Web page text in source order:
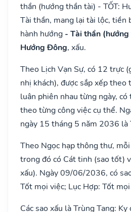
thần (hướng thần tài) - TỐT:
Tài thần, mang lại tài lộc, tiền
hành hướng - Tài thần
Hướng Đông, xấu.
Theo Lịch Vạn Sự, có 12 trực
nhị khách), được sắp xếp theo
luân phiên nhau từng ngày,
theo từng công việc cụ thể.
ngày 15 tháng 5 năm 2036 là
Theo Ngọc hạp thông thư,
trong đó có Cát tinh (sao tốt)
xấu). Ngày 09/06/2036, có
Tốt mọi việc; Lục Hợp: Tốt
Các sao xấu là Trùng Tang: